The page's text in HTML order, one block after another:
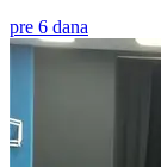
pre 6 dana